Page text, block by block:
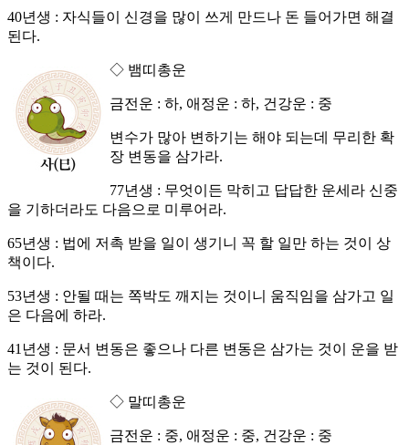
40년생 : 자식들이 신경을 많이 쓰게 만드나 돈 들어가면 해결
된다.
◇ 뱀띠총운
금전운 : 하, 애정운 : 하, 건강운 : 중
변수가 많아 변하기는 해야 되는데 무리한 확
장 변동을 삼가라.
77년생 : 무엇이든 막히고 답답한 운세라 신중
을 기하더라도 다음으로 미루어라.
65년생 : 법에 저촉 받을 일이 생기니 꼭 할 일만 하는 것이 상
책이다.
53년생 : 안될 때는 쪽박도 깨지는 것이니 움직임을 삼가고 일
은 다음에 하라.
41년생 : 문서 변동은 좋으나 다른 변동은 삼가는 것이 운을 받
는 것이 된다.
◇ 말띠총운
금전운 : 중, 애정운 : 중, 건강운 : 중